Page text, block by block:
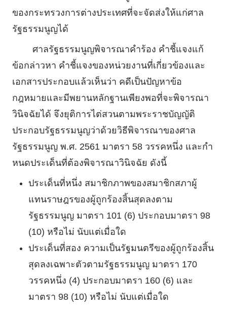
ของกระทรวงการต่างประเทศที่จะจัดส่งให้แก่ศาล
รัฐธรรมนูญได้
ศาลรัฐธรรมนูญพิจารณาคําร้อง คําชี้แจงแก้
ข้อกล่าวหา คําชี้แจงของหน่วยงานที่เกี่ยวข้องและ
เอกสารประกอบแล้วเห็นว่า คดีเป็นปัญหาข้อ
กฎหมายและมีพยานหลักฐานเพียงพอที่จะพิจารณา
วินิจฉัยได้ จึงยุติการไต่สวนตามพระราชบัญญัติ
ประกอบรัฐธรรมนูญว่าด้วยวิธีพิจารณาของศาล
รัฐธรรมนูญ พ.ศ. 2561 มาตรา 58 วรรคหนึ่ง และกํา
หนดประเด็นที่ต้องพิจารณาวินิจฉัย ดังนี้
ประเด็นที่หนึ่ง สมาชิกภาพของสมาชิกสภาผู้
แทนราษฎรของผู้ถูกร้องสิ้นสุดลงตาม
รัฐธรรมนูญ มาตรา 101 (6) ประกอบมาตรา 98
(10) หรือไม่ นับแต่เมื่อใด
ประเด็นที่สอง ความเป็นรัฐมนตรีของผู้ถูกร้องสิ้น
สุดลงเฉพาะตัวตามรัฐธรรมนูญ มาตรา 170
วรรคหนึ่ง (4) ประกอบมาตรา 160 (6) และ
มาตรา 98 (10) หรือไม่ นับแต่เมื่อใด